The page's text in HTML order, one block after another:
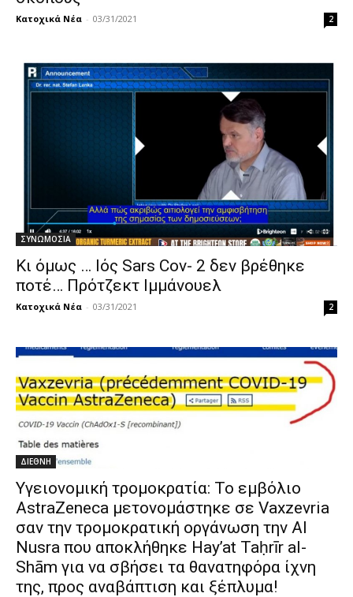
Κατοχικά Νέα - 03/31/2021 2
ΣΥΝΩΜΟΣΙΑ
Κι όμως … Ιός Sars Cov- 2 δεν βρέθηκε
ποτέ… Πρότζεκτ Ιμμάνουελ
Κατοχικά Νέα - 03/31/2021 2
ΔΙΕΘΝΗ
Υγειονομική τρομοκρατία: Το εμβόλιο
AstraZeneca μετονομάστηκε σε Vaxzevria
σαν την τρομοκρατική οργάνωση την Al
Nusra που αποκλήθηκε Hayʼat Taḥrīr al-
Shām για να σβήσει τα θανατηφόρα ίχνη
της, προς αναβάπτιση και ξέπλυμα!